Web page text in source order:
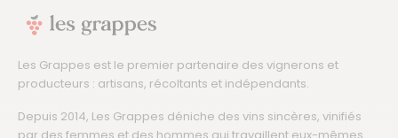
Les Grappes est le premier partenaire des vignerons et
producteurs : artisans, récoltants et indépendants.
Depuis 2014, Les Grappes déniche des vins sincères, vinifiés